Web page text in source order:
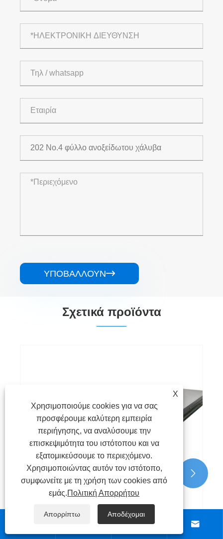
ΥΠΟΒΆΛΛΟΥΝ
Σχετικά προϊόντα
 
 
X
Χρησιμοποιούμε cookies για να σας
προσφέρουμε καλύτερη εμπειρία
περιήγησης, να αναλύσουμε την
επισκεψιμότητα του ιστότοπου και να
εξατομικεύσουμε το περιεχόμενο.
Χρησιμοποιώντας αυτόν τον ιστότοπο,
συμφωνείτε με τη χρήση των cookies από
εμάς.Πολιτική Απορρήτου
Απορρίπτω Αποδέχομαι